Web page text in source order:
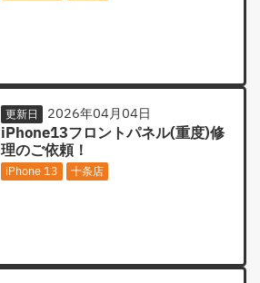
更新日 2026年04月04日
iPhone13フロントパネル(重度)修
理のご依頼！
iPhone 13 十条店